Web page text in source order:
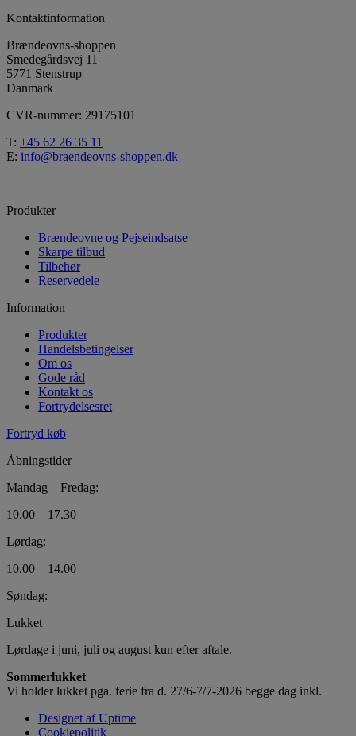
Kontaktinformation
Brændeovns-shoppen
Smedegårdsvej 11
5771 Stenstrup
Danmark
CVR-nummer: 29175101
T: +45 62 26 35 11
E: info@braendeovns-shoppen.dk
Produkter
Brændeovne og Pejseindsatse
Skarpe tilbud
Tilbehør
Reservedele
Information
Produkter
Handelsbetingelser
Om os
Gode råd
Kontakt os
Fortrydelsesret
Fortryd køb
Åbningstider
Mandag – Fredag:
10.00 – 17.30
Lørdag:
10.00 – 14.00
Søndag:
Lukket
Lørdage i juni, juli og august kun efter aftale.
Sommerlukket
Vi holder lukket pga. ferie fra d. 27/6-7/7-2026 begge dag inkl.
Designet af Uptime
Cookiepolitik